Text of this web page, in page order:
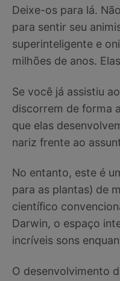
Deixe-os para lá.
para sentir seu
superinteligente e
milhões de anos.
Se você já assistiu
discorrem de forma
que elas
nariz frente ao
No entanto, este é
para as plantas) de
científico
Darwin, o espaço
incríveis sons
O desenvolvimento